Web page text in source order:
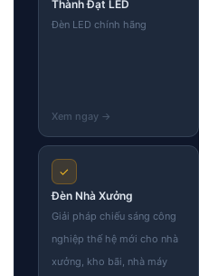
Thành Đạt LED
Đèn LED chính hãng
✓
Đèn Nhà Xưởng
Giải pháp chiếu sáng công
nghiệp thế hệ mới cho nhà
xưởng, kho bãi, nhà máy